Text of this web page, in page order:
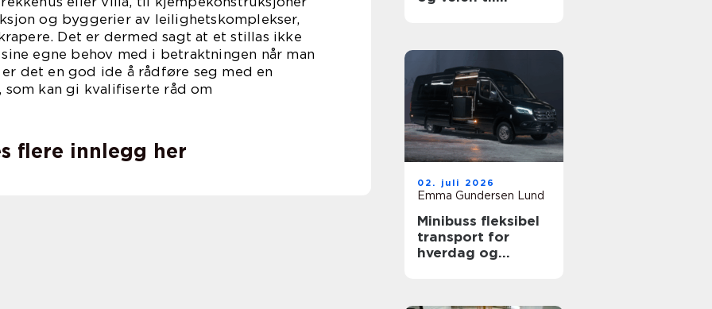
og byggerier av leilighetskomplekser,
Det er dermed sagt at et stillas ikke
egne behov med i betraktningen når man
det en god ide å rådføre seg med en
kan gi kvalifiserte råd om
flere innlegg her
02. juli 2026
Emma Gundersen Lund
Minibuss fleksibel
transport for
hverdag og